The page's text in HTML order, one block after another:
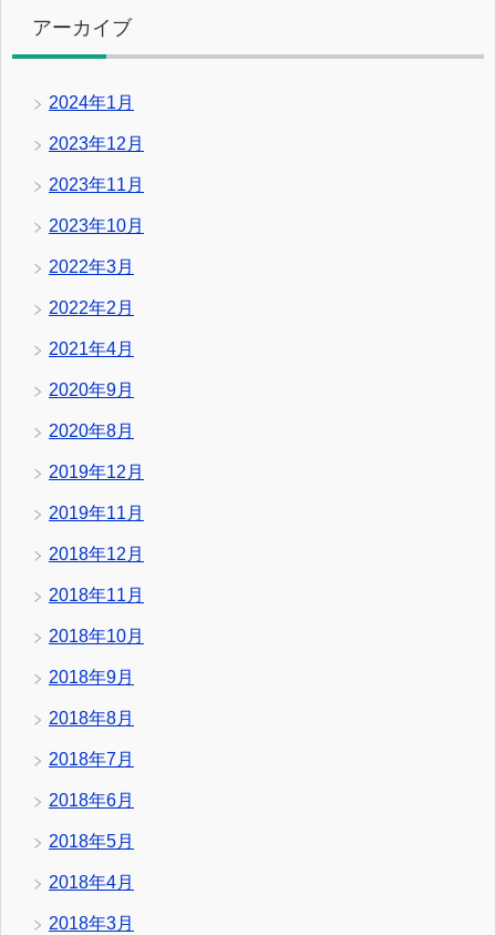
アーカイブ
2024年1月
2023年12月
2023年11月
2023年10月
2022年3月
2022年2月
2021年4月
2020年9月
2020年8月
2019年12月
2019年11月
2018年12月
2018年11月
2018年10月
2018年9月
2018年8月
2018年7月
2018年6月
2018年5月
2018年4月
2018年3月